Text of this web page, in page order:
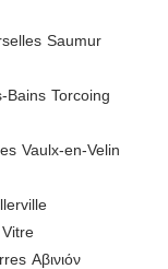
Saumur
Bains Torcoing
Vaulx-en-Velin
Vitre
Αβινιόν